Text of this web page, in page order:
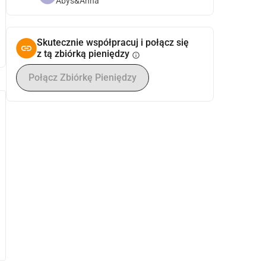
Skutecznie współpracuj i połącz się
z tą zbiórką pieniędzy info
Połącz Zbiórkę Pieniędzy